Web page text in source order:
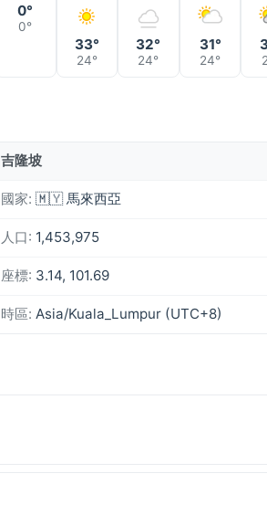
0°
0°
33°
24°
32°
24°
31°
24°
吉隆坡
國家: 🇲🇾 馬來西亞
人口: 1,453,975
座標: 3.14, 101.69
時區: Asia/Kuala_Lumpur (UTC+8)